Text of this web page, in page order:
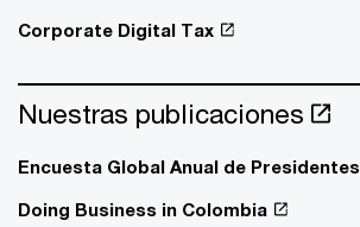
Corporate Digital Tax
Nuestras publicaciones
Encuesta Global Anual de Presidentes
Doing Business in Colombia